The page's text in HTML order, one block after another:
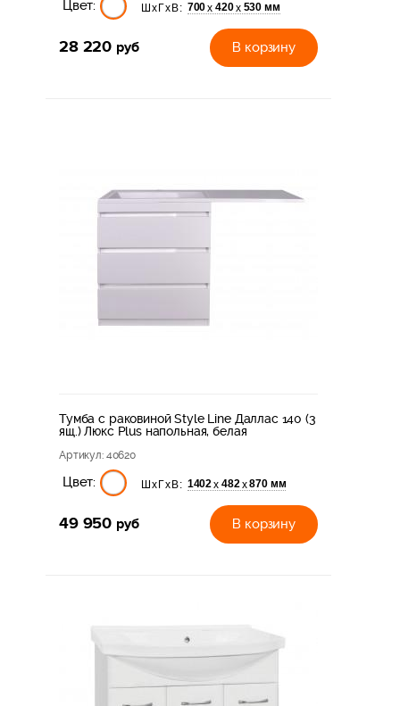
Цвет: ШхГхВ: 700х 420х 530 мм
28 220 руб В корзину
Тумба с раковиной Style Line Даллас 140 (3
ящ.) Люкс Plus напольная, белая
Артикул: 40620
Цвет: ШхГхВ: 1402х 482х 870 мм
49 950 руб В корзину